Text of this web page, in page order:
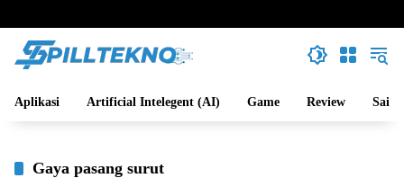
Aplikasi Artificial Intelegent (AI) Game Review Sains
Gaya pasang surut